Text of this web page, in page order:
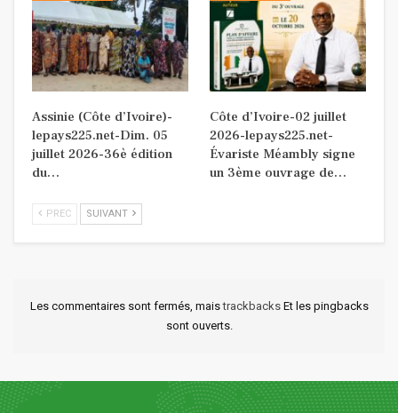
Assinie (Côte d’Ivoire)-
lepays225.net-Dim. 05
juillet 2026-36è édition
du…
Côte d’Ivoire-02 juillet
2026-lepays225.net-
Évariste Méambly signe
un 3ème ouvrage de…
PREC SUIVANT
Les commentaires sont fermés, maistrackbacks Et les pingbacks
sont ouverts.